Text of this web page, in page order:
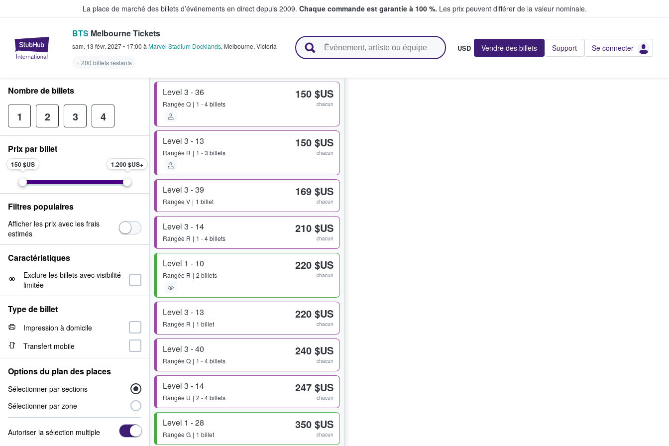
La place de marché des billets d’événements en direct depuis 2009. Chaque commande est garantie à 100 %. Les prix peuvent différer de la valeur nominale.
StubHub - Où les fans achètent et vendent des billets
BTS Melbourne Tickets
sam. 13 févr. 2027• 17:00 à Marvel Stadium Docklands, Melbourne, Victoria
+ 200 billets restants
USD Vendre des billets Support Se connecter
Level 3 - 36
Rangée Q 1 - 4 billets
150 $US
chacun
Level 3 - 13
Rangée R 1 - 3 billets
150 $US
chacun
Level 3 - 39
Rangée V 1 billet
169 $US
chacun
Level 3 - 14
Rangée R 1 - 4 billets
210 $US
chacun
Level 1 - 10
Rangée R 2 billets
220 $US
chacun
Level 3 - 13
Rangée R 1 billet
220 $US
chacun
Level 3 - 40
Rangée Q 1 - 4 billets
240 $US
chacun
Level 3 - 14
Rangée U 2 - 4 billets
247 $US
chacun
Level 1 - 28
Rangée G 1 billet
350 $US
chacun
Nombre de billets
1 2 3 4
Prix par billet
150 $US 1.200 $US
Filtres populaires
Afficher les prix avec les frais
estimés
Caractéristiques
Exclure les billets avec visibilité
limitée
Type de billet
Impression à domicile
Transfert mobile
Options du plan des places
Sélectionner par sections
Sélectionner par zone
Autoriser la sélection multiple